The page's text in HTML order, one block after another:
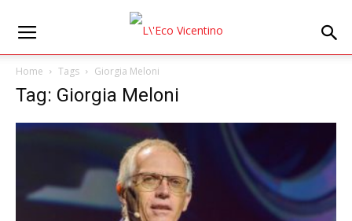
Home Tags Giorgia Meloni
Tag: Giorgia Meloni